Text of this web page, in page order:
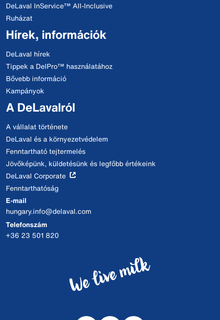
DeLaval InService™ All-Inclusive
Ruházat
Hírek, információk
DeLaval hírek
Tippek a DelPro™ használatához
Bővebb információ
Kampányok
A DeLavalról
A vállalat története
DeLaval és a környezetvédelem
Fenntartható tejtermelés
Jövőképünk, küldetésünk és legfőbb értékeink
DeLaval Corporate
Fenntarthatóság
E-mail
hungary.info@delaval.com
Telefonszám
+36 23 501 820